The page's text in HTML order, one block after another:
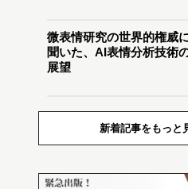
微表情研究の世界的権威
聞いた、AI表情分析技術
展望
新着記事をもっと